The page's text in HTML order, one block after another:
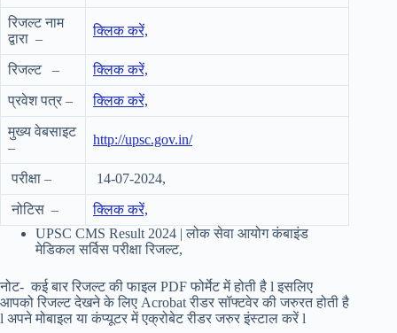
रिजल्ट नाम
द्वारा –
क्लिक करें,
रिजल्ट – क्लिक करें,
प्रवेश पत्र – क्लिक करें,
मुख्य वेबसाइट
–
http://upsc.gov.in/
परीक्षा – 14-07-2024,
नोटिस –
क्लिक करें,
UPSC CMS Result 2024 | लोक सेवा आयोग कंबाइंड
मेडिकल सर्विस परीक्षा रिजल्ट,
नोट- कई बार रिजल्ट की फाइल PDF फोर्मेट में होती है l इसलिए
आपको रिजल्ट देखने के लिए Acrobat रीडरसॉफ्टवेर की जरुरत होती है
l अपने मोबाइल या कंप्यूटर में एक्रोबेट रीडर जरुर इंस्टाल करें l